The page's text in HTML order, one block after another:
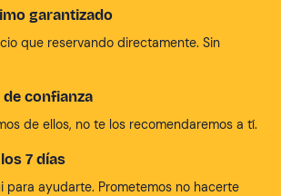
garantizado
que reservando directamente. Sin
confianza
de ellos, no te los recomendaremos a tí.
7 días
para ayudarte. Prometemos no hacerte